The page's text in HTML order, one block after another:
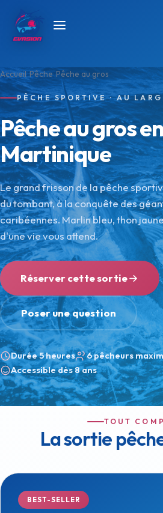
Accueil Pêche Pêche au gros
PÊCHE SPORTIVE · AU
Pêche au gros en
Martinique
Le grand frisson de la pêche
du tombant, à la conquête des
caribéennes. Marlin bleu, thon
d'une vie vous attend.
Réserver cette sortie
Poser une question
Durée 5 heures
6 pêcheurs
Accessible dès 8 ans
TOUT
La sortie
BEST-SELLER